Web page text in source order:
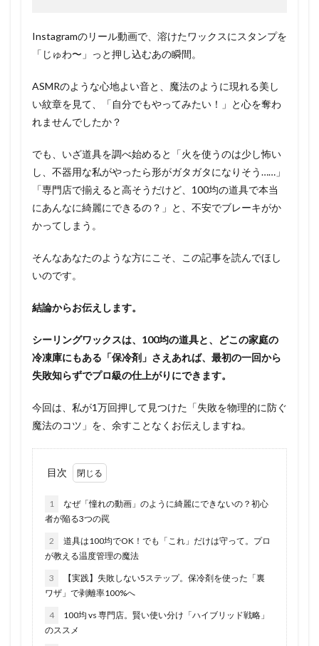
Instagramのリール動画で、溶けたワックスにスタンプを
「じゅわ〜」っと押し込むあの瞬間。
ASMRのような心地よい音と、魔法のように現れる美し
い紋章を見て、「自分でもやってみたい！」と心を奪わ
れませんでしたか？
でも、いざ道具を調べ始めると「火を使うのは少し怖い
し、不器用な私がやったら形がガタガタになりそう……」
「専門店で揃えると高そうだけど、100均の道具で本当
にあんなに綺麗にできるの？」と、不安でブレーキがか
かってしまう。
そんなあなたのような方にこそ、この記事を読んでほし
いのです。
結論からお伝えします。
シーリングワックスは、100均の道具と、どこの家庭の
冷凍庫にもある「保冷剤」さえあれば、最初の一回から
失敗知らずでプロ級の仕上がりにできます。
今回は、私が1万回押して見つけた「失敗を物理的に防ぐ
魔法のコツ」を、余すことなくお伝えしますね。
目次
1
なぜ「憧れの動画」のように綺麗にできないの？初心
者が陥る3つの罠
2
道具は100均でOK！でも「これ」だけは守って。プロ
が教える温度管理の魔法
3
【実践】失敗しない5ステップ。保冷剤を使った「裏
ワザ」で剥離率100%へ
4
100均 vs 専門店。賢い使い分け「ハイブリッド戦略」
のススメ